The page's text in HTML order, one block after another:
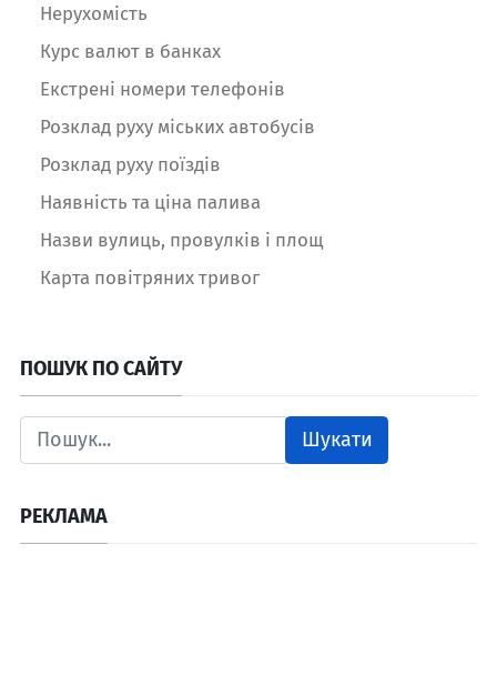
Нерухомість
Курс валют в банках
Екстрені номери телефонів
Розклад руху міських автобусів
Розклад руху поїздів
Наявність та ціна палива
Назви вулиць, провулків і площ
Карта повітряних тривог
ПОШУК ПО САЙТУ
Шукати
РЕКЛАМА